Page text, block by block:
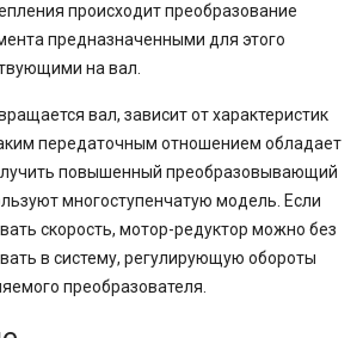
происходит преобразование
предназначенными для этого
на вал.
вал, зависит от характеристик
передаточным отношением обладает
повышенный преобразовывающий
многоступенчатую модель. Если
скорость, мотор-редуктор можно без
в систему, регулирующую обороты
преобразователя.